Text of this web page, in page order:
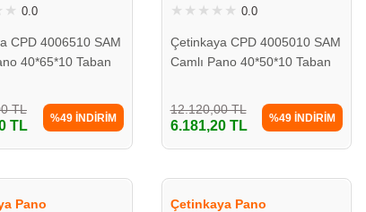
0.0
CPD 4006510 SAM
40*65*10 Taban
TL
TL
%49 İNDİRİM
0.0
Çetinkaya CPD 4005010 SAM
Camlı Pano 40*50*10 Taban
12.120,00 TL
6.181,20 TL
%49 İNDİRİM
Pano Çetinkaya Pano